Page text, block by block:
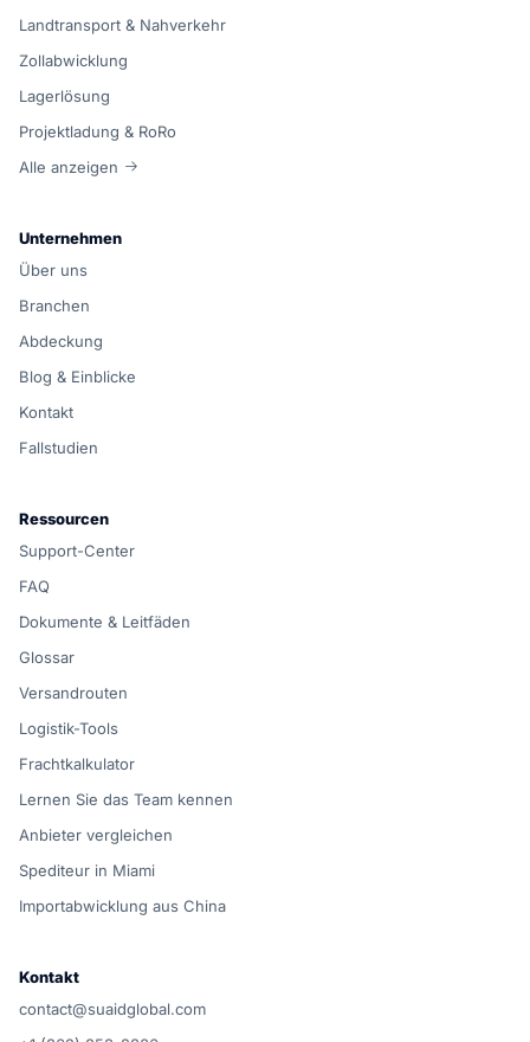
Landtransport & Nahverkehr
Zollabwicklung
Lagerlösung
Projektladung & RoRo
Alle anzeigen
Unternehmen
Über uns
Branchen
Abdeckung
Blog & Einblicke
Kontakt
Fallstudien
Ressourcen
Support-Center
FAQ
Dokumente & Leitfäden
Glossar
Versandrouten
Logistik-Tools
Frachtkalkulator
Lernen Sie das Team kennen
Anbieter vergleichen
Spediteur in Miami
Importabwicklung aus China
Kontakt
contact@suaidglobal.com